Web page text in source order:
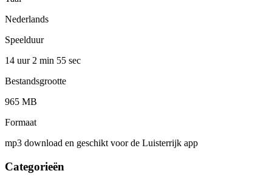
Nederlands
Speelduur
14 uur 2 min 55 sec
Bestandsgrootte
965 MB
Formaat
mp3 download en geschikt voor de Luisterrijk app
Categorieën